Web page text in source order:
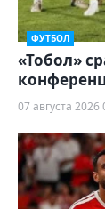
ФУТБОЛ
«Тобол»
07 августа 2026